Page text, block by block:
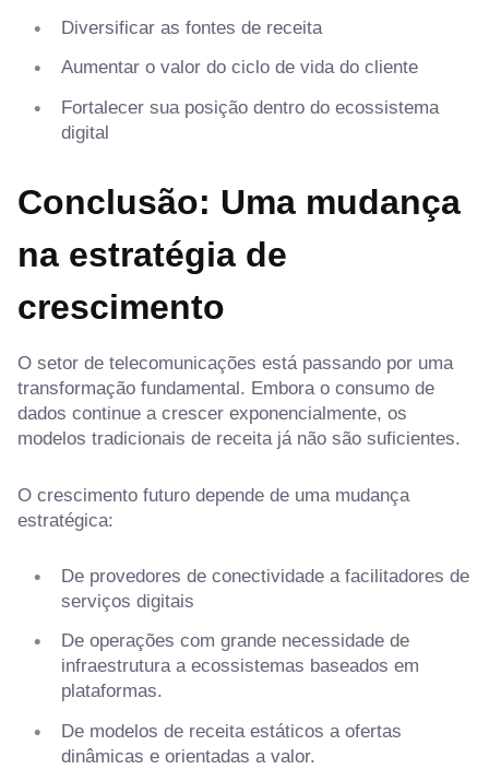
Diversificar as fontes de receita
Aumentar o valor do ciclo de vida do cliente
Fortalecer sua posição dentro do ecossistema
digital
Conclusão: Uma mudança
na estratégia de
crescimento
O setor de telecomunicações está passando por uma
transformação fundamental. Embora o consumo de
dados continue a crescer exponencialmente, os
modelos tradicionais de receita já não são suficientes.
O crescimento futuro depende de uma mudança
estratégica:
De provedores de conectividade a facilitadores de
serviços digitais
De operações com grande necessidade de
infraestrutura a ecossistemas baseados em
plataformas.
De modelos de receita estáticos a ofertas
dinâmicas e orientadas a valor.